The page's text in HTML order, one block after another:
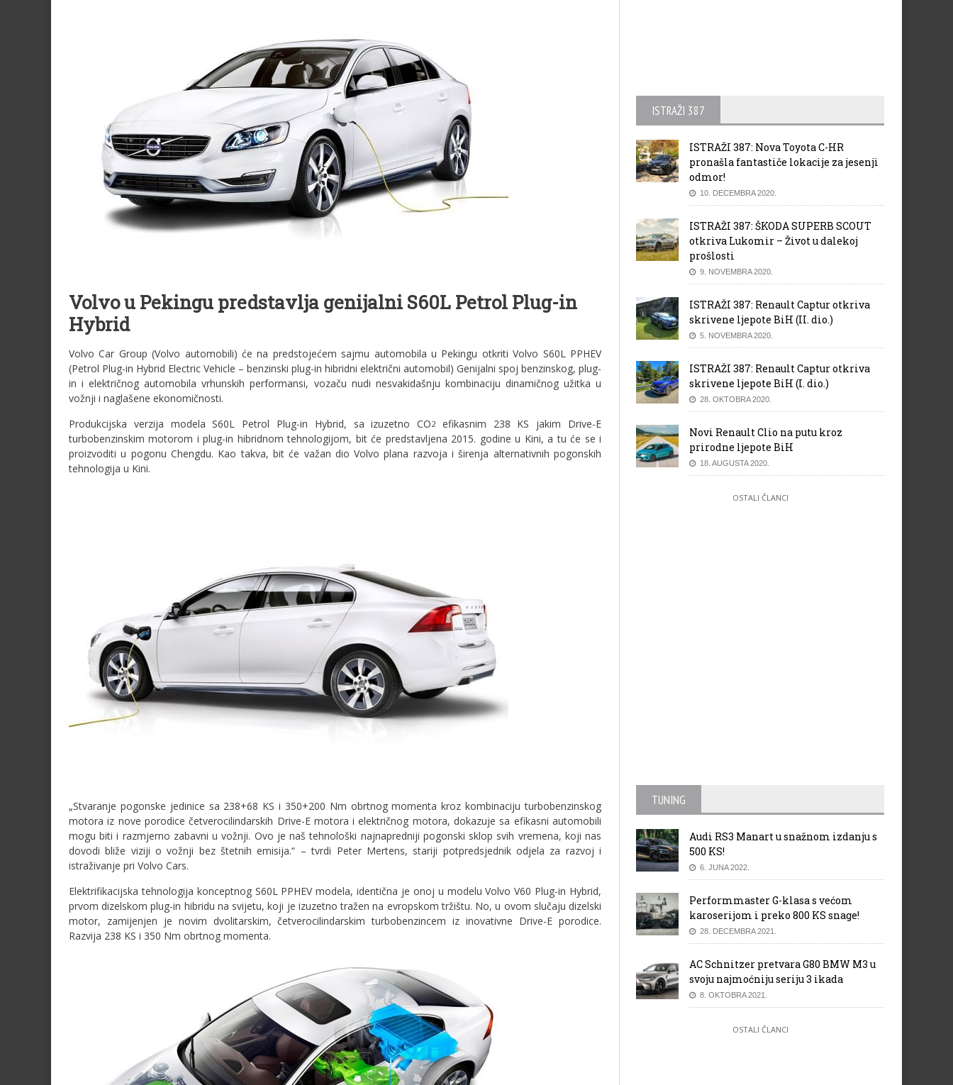
Volvo u Pekingu predstavlja genijalni S60L Petrol Plug-in
Hybrid
Volvo Car Group (Volvo automobili) će na predstojećem sajmu automobila u Pekingu otkriti Volvo S60L PPHEV
(Petrol Plug-in Hybrid Electric Vehicle – benzinski plug-in hibridni električni automobil) Genijalni spoj benzinskog, plug-
in i električnog automobila vrhunskih performansi, vozaču nudi nesvakidašnju kombinaciju dinamičnog užitka u
vožnji i naglašene ekonomičnosti.
Produkcijska verzija modela S60L Petrol Plug-in Hybrid, sa izuzetno CO2 efikasnim 238 KS jakim Drive-E
turbobenzinskim motorom i plug-in hibridnom tehnologijom, bit će predstavljena 2015. godine u Kini, a tu će se i
proizvoditi u pogonu Chengdu. Kao takva, bit će važan dio Volvo plana razvoja i širenja alternativnih pogonskih
tehnologija u Kini.
„Stvaranje pogonske jedinice sa 238+68 KS i 350+200 Nm obrtnog momenta kroz kombinaciju turbobenzinskog
motora iz nove porodice četverocilindarskih Drive-E motora i električnog motora, dokazuje sa efikasni automobili
mogu biti i razmjerno zabavni u vožnji. Ovo je naš tehnološki najnapredniji pogonski sklop svih vremena, koji nas
dovodi bliže viziji o vožnji bez štetnih emisija.“ – tvrdi Peter Mertens, stariji potpredsjednik odjela za razvoj i
istraživanje pri Volvo Cars.
Elektrifikacijska tehnologija konceptnog S60L PPHEV modela, identična je onoj u modelu Volvo V60 Plug-in Hybrid,
prvom dizelskom plug-in hibridu na svijetu, koji je izuzetno tražen na evropskom tržištu. No, u ovom slučaju dizelski
motor, zamijenjen je novim dvolitarskim, četverocilindarskim turbobenzincem iz inovativne Drive-E porodice.
Razvija 238 KS i 350 Nm obrtnog momenta.
ISTRAŽI 387
ISTRAŽI 387: Nova Toyota C-HR
pronašla fantastiče lokacije za jesenji
odmor!
10. DECEMBRA 2020.
ISTRAŽI 387: ŠKODA SUPERB SCOUT
otkriva Lukomir – Život u dalekoj
prošlosti
9. NOVEMBRA 2020.
ISTRAŽI 387: Renault Captur otkriva
skrivene ljepote BiH (II. dio.)
5. NOVEMBRA 2020.
ISTRAŽI 387: Renault Captur otkriva
skrivene ljepote BiH (I. dio.)
28. OKTOBRA 2020.
Novi Renault Clio na putu kroz
prirodne ljepote BiH
18. AUGUSTA 2020.
OSTALI ČLANCI
TUNING
Audi RS3 Manart u snažnom izdanju s
500 KS!
6. JUNA 2022.
Performmaster G-klasa s većom
karoserijom i preko 800 KS snage!
28. DECEMBRA 2021.
AC Schnitzer pretvara G80 BMW M3 u
svoju najmoćniju seriju 3 ikada
8. OKTOBRA 2021.
OSTALI ČLANCI